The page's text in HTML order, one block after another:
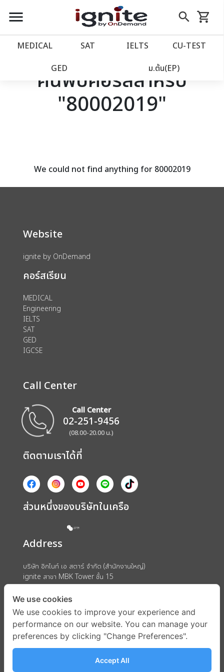
close
account_balance หน้าแรก
เว็บไซต์อิกไนท์
โปรโมชั่น
assignment ลงทะเบียน
menu search
Skip
to
shopping_cart
รถเข็น
MEDICAL SAT IELTS CU‑TEST
GED ม.ต้น(EP)
ค้นพบคอร์สสำหรับ
"80002019"
We could not find anything for 80002019
Website
ignite by OnDemand
คอร์สเรียน
MEDICAL
Engineering
IELTS
SAT
GED
IGCSE
Call Center
Call Center
02-251-9456
(08.00-20.00 น.)
ติดตามเราได้ที่
ส่วนหนึ่งของบริษัทในเครือ
Address
บริษัท อิกไนท์ เอ สตาร์ จำกัด (สำนักงานใหญ่)
ignite สาขา MBK Tower ชั้น 15
ถนนพญาไท แขวงวังใหม่ เขตปทุมวัน กรุงเทพมหานคร 10330
We use cookies
We use cookies to improve your experience and
performance on our website. You can manage your
preferences by clicking "Change Preferences".
Accept All